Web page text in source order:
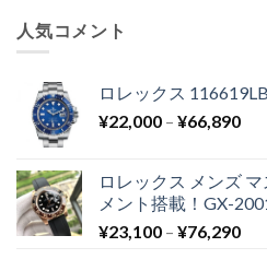
人気コメント
ロレックス
¥22,000 – ¥66,890
ロレックス メンズ
メント搭載！GX-
¥23,100 – ¥76,290